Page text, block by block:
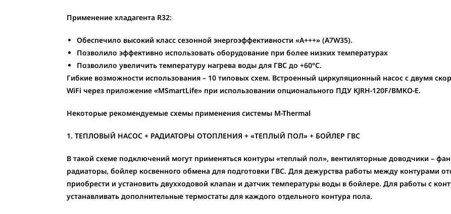
Применение хладагента R32:
Обеспечило высокий класс сезонной энергоэффективности «А+++» (A7W35).
Позволило эффективно использовать оборудование при более низких температурах
Позволило увеличить температуру нагрева воды для ГВС до +60°С.
Гибкие возможности использования – 10 типовых схем. Встроенный циркуляционный насос с двумя
WiFi через приложение «MSmartLife» при использовании опционального ПДУ KJRH-120F/BMKO-E.
Некоторые рекомендуемые схемы применения системы M-Thermal
1. ТЕПЛОВЫЙ НАСОС + РАДИАТОРЫ ОТОПЛЕНИЯ + «ТЕПЛЫЙ ПОЛ» + БОЙЛЕР ГВС
В такой схеме подключений могут применяться контуры «теплый пол», вентиляторные доводчики –
радиаторы, бойлер косвенного обмена для подготовки ГВС. Для дежурства работы между контурами
приобрести и установить двухходовой клапан и датчик температуры воды в бойлере. Для работы с
устанавливать дополнительные термостаты для каждого отдельного контура пола.